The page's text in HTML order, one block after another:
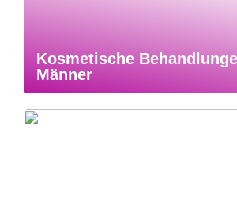
Kosmetische
Männer